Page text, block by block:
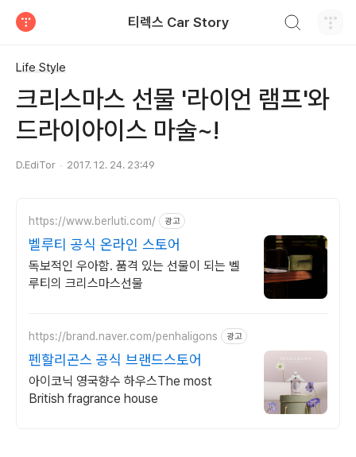
티렉스 Car Story
Life Style
크리스마스 선물 '라이언 램프'와
드라이아이스 마술~!
D.EdiTor 2017. 12. 24. 23:49
https://www.berluti.com/ 광고
벨루티 공식 온라인 스토어
독보적인 우아함. 품격 있는 선물이 되는 벨
루티의 크리스마스선물
https://brand.naver.com/penhaligons 광고
펜할리곤스 공식 브랜드스토어
아이코닉 영국향수 하우스The most
British fragrance house